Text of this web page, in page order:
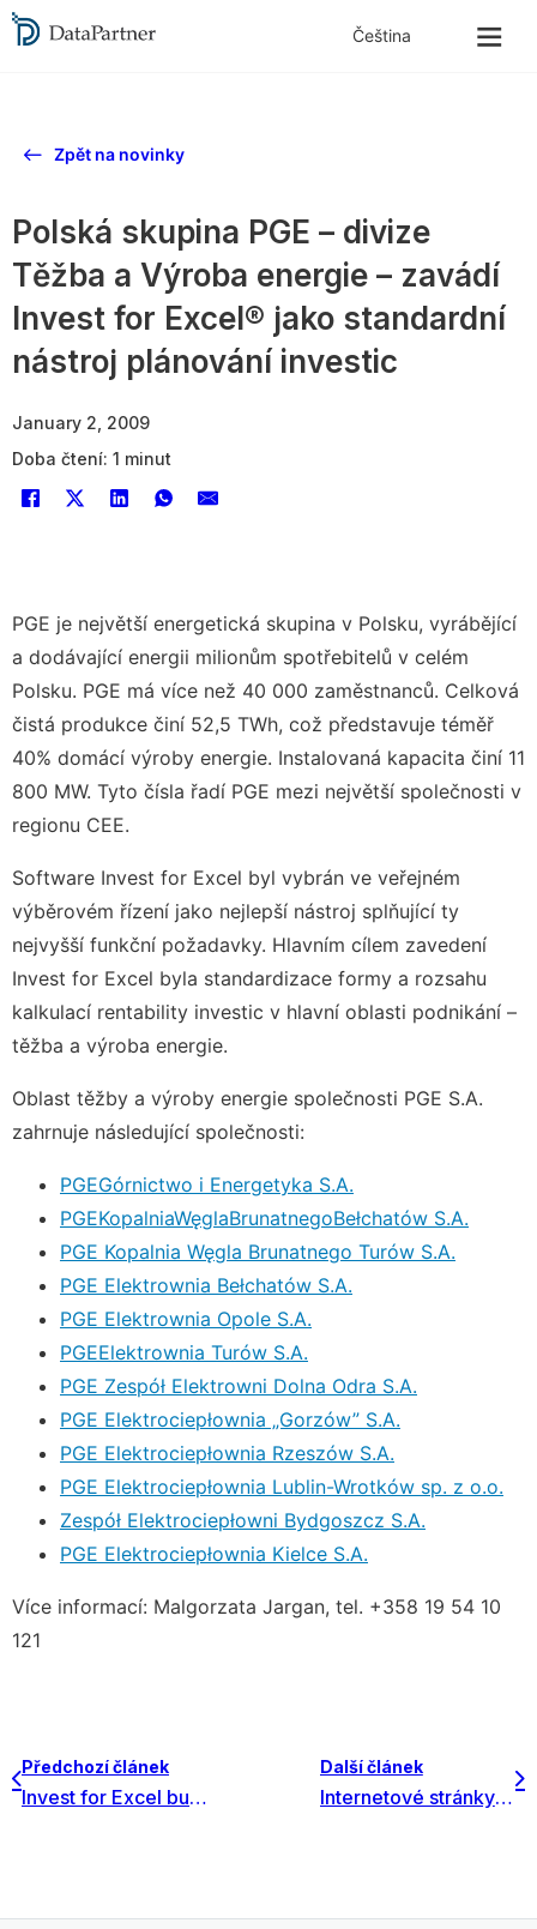
Zpět na novinky
Polská skupina PGE – divize
Těžba a Výroba energie – zavádí
Invest for Excel® jako standardní
nástroj plánování investic
January 2, 2009
Doba čtení: 1 minut
PGE je největší energetická skupina v Polsku, vyrábějící
a dodávající energii milionům spotřebitelů v celém
Polsku. PGE má více než 40 000 zaměstnanců. Celková
čistá produkce činí 52,5 TWh, což představuje téměř
40% domácí výroby energie. Instalovaná kapacita činí 11
800 MW. Tyto čísla řadí PGE mezi největší společnosti v
regionu CEE.
Software Invest for Excel byl vybrán ve veřejném
výběrovém řízení jako nejlepší nástroj splňující ty
nejvyšší funkční požadavky. Hlavním cílem zavedení
Invest for Excel byla standardizace formy a rozsahu
kalkulací rentability investic v hlavní oblasti podnikání –
těžba a výroba energie.
Oblast těžby a výroby energie společnosti PGE S.A.
zahrnuje následující společnosti:
PGEGórnictwo i Energetyka S.A.
PGEKopalniaWęglaBrunatnegoBełchatów S.A.
PGE Kopalnia Węgla Brunatnego Turów S.A.
PGE Elektrownia Bełchatów S.A.
PGE Elektrownia Opole S.A.
PGEElektrownia Turów S.A.
PGE Zespół Elektrowni Dolna Odra S.A.
PGE Elektrociepłownia „Gorzów” S.A.
PGE Elektrociepłownia Rzeszów S.A.
PGE Elektrociepłownia Lublin-Wrotków sp. z o.o.
Zespół Elektrociepłowni Bydgoszcz S.A.
PGE Elektrociepłownia Kielce S.A.
Více informací: Malgorzata Jargan, tel. +358 19 54 10
121
Předchozí článek
Invest for Excel bude zaveden jako standardní nástroj plánování investic v CIECH Chemical Group v Polsku, Německu a Rumunsku
Další článek
Internetové stránky DataPartner odteď k dispozici i v češtině